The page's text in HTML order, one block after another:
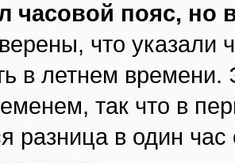
часовой пояс, но
что указали
в летнем времени.
так что в
разница в один